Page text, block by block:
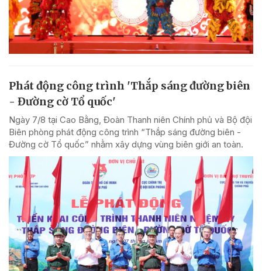
Phát động công trình 'Thắp sáng đường biên
- Đường cờ Tổ quốc'
Ngày 7/8 tại Cao Bằng, Đoàn Thanh niên Chính phủ và Bộ đội
Biên phòng phát động công trình “Thắp sáng đường biên -
Đường cờ Tổ quốc” nhằm xây dựng vùng biên giới an toàn.